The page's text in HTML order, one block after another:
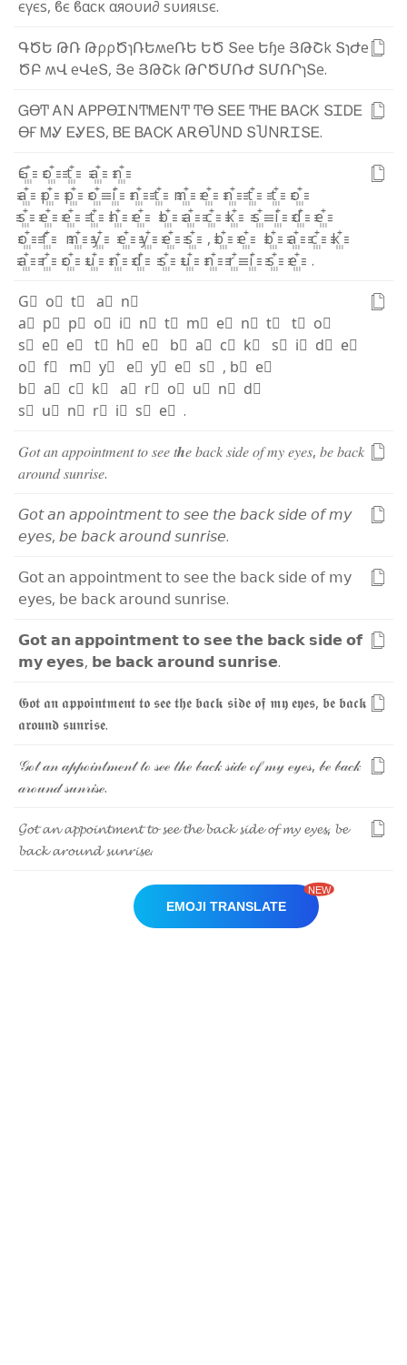
єγєѕ, ϐє ϐαϲκαяουи∂ ѕυияιѕє.
ԳԾԵ ԹՌ ԹρρԾɿՌԵʍeՌԵ ԵԾ Տee Եɧe ՅԹՇk ՏɿԺe
ԾԲ ʍՎeՎeՏ, Յe ՅԹՇk ԹՐԾՄՌԺ ՏՄՌՐɿՏe.
ᏀϴͲᎪΝ ᎪᏢᏢϴᏆΝͲᎷᎬΝͲͲϴ ՏᎬᎬͲᎻᎬᏴᎪᏟᏦ ՏᏆᎠᎬ
ϴҒᎷᎽ ᎬᎽᎬՏ, ᏴᎬᏴᎪᏟᏦ ᎪᎡϴႮΝᎠ ՏႮΝᎡᏆՏᎬ.
G꙲ o꙲t꙲ a꙲ n꙲
a꙲ p꙲ p꙲ o꙲i꙲ n꙲t꙲ m꙲e꙲ n꙲t꙲ t꙲ o꙲
s꙲e꙲e꙲ t꙲ h꙲e꙲ b꙲a꙲c꙲k꙲ s꙲i꙲d꙲e꙲
o꙲f꙲ m꙲y꙲ e꙲y꙲e꙲s꙲ , b꙲e꙲ b꙲a꙲c꙲k꙲
a꙲r꙲ o꙲ u꙲ n꙲d꙲ s꙲ u꙲ n꙲r꙲i꙲s꙲e꙲ .
G⃫ o⃫ t⃫ a⃫ n⃫
a⃫ p⃫ p⃫ o⃫ i⃫ n⃫ t⃫ m⃫ e⃫ n⃫ t⃫ t⃫ o⃫
s⃫ e⃫ e⃫ t⃫ h⃫ e⃫ b⃫ a⃫ c⃫ k⃫ s⃫ i⃫ d⃫ e⃫
o⃫ f⃫ m⃫ y⃫ e⃫ y⃫ e⃫ s⃫ , b⃫ e⃫
b⃫ a⃫ c⃫ k⃫ a⃫ r⃫ o⃫ u⃫ n⃫ d⃫
s⃫ u⃫ n⃫ r⃫ i⃫ s⃫ e⃫ .
𝐺𝑜𝑡𝑎𝑛𝑎𝑝𝑝𝑜𝑖𝑛𝑡𝑚𝑒𝑛𝑡𝑡𝑜𝑠𝑒𝑒𝑡𝒉𝑒𝑏𝑎𝑐𝑘𝑠𝑖𝑑𝑒𝑜𝑓𝑚𝑦𝑒𝑦𝑒𝑠, 𝑏𝑒𝑏𝑎𝑐𝑘
𝑎𝑟𝑜𝑢𝑛𝑑𝑠𝑢𝑛𝑟𝑖𝑠𝑒.
𝘎𝘰𝘵𝘢𝘯 𝘢𝘱𝘱𝘰𝘪𝘯𝘵𝘮𝘦𝘯𝘵 𝘵𝘰 𝘴𝘦𝘦 𝘵𝘩𝘦 𝘣𝘢𝘤𝘬𝘴𝘪𝘥𝘦 𝘰𝘧𝘮𝘺
𝘦𝘺𝘦𝘴, 𝘣𝘦 𝘣𝘢𝘤𝘬𝘢𝘳𝘰𝘶𝘯𝘥𝘴𝘶𝘯𝘳𝘪𝘴𝘦.
𝖦𝗈𝗍 𝖺𝗇 𝖺𝗉𝗉𝗈𝗂𝗇𝗍𝗆𝖾𝗇𝗍𝗍𝗈 𝗌𝖾𝖾 𝗍𝗁𝖾 𝖻𝖺𝖼𝗄 𝗌𝗂𝖽𝖾 𝗈𝖿 𝗆𝗒
𝖾𝗒𝖾𝗌, 𝖻𝖾 𝖻𝖺𝖼𝗄 𝖺𝗋𝗈𝗎𝗇𝖽 𝗌𝗎𝗇𝗋𝗂𝗌𝖾.
𝗚𝗼𝘁𝗮𝗻 𝗮𝗽𝗽𝗼𝗶𝗻𝘁𝗺𝗲𝗻𝘁𝘁𝗼 𝘀𝗲𝗲 𝘁𝗵𝗲 𝗯𝗮𝗰𝗸 𝘀𝗶𝗱𝗲 𝗼𝗳
𝗺𝘆𝗲𝘆𝗲𝘀, 𝗯𝗲 𝗯𝗮𝗰𝗸𝗮𝗿𝗼𝘂𝗻𝗱 𝘀𝘂𝗻𝗿𝗶𝘀𝗲.
𝕲𝖔𝖙 𝖆𝖓 𝖆𝖕𝖕𝖔𝖎𝖓𝖙𝖒𝖊𝖓𝖙𝖙𝖔 𝖘𝖊𝖊𝖙𝖍𝖊 𝖇𝖆𝖈𝖐 𝖘𝖎𝖉𝖊 𝖔𝖋𝖒𝖞𝖊𝖞𝖊𝖘, 𝖇𝖊 𝖇𝖆𝖈𝖐
𝖆𝖗𝖔𝖚𝖓𝖉 𝖘𝖚𝖓𝖗𝖎𝖘𝖊.
𝒢ℴ𝓉𝒶𝓃𝒶𝓅𝓅ℴ𝒾𝓃𝓉𝓂ℯ𝓃𝓉𝓉ℴ 𝓈ℯℯ𝓉𝒽ℯ𝒷𝒶𝒸𝓀𝓈𝒾𝒹ℯℴ𝒻𝓂𝓎ℯ𝓎ℯ𝓈, 𝒷ℯ𝒷𝒶𝒸𝓀
𝒶𝓇ℴ𝓊𝓃𝒹𝓈𝓊𝓃𝓇𝒾𝓈ℯ.
𝓖𝓸𝓽 𝓪𝓷 𝓪𝓹𝓹𝓸𝓲𝓷𝓽𝓶𝓮𝓷𝓽 𝓽𝓸 𝓼𝓮𝓮 𝓽𝓱𝓮 𝓫𝓪𝓬𝓴 𝓼𝓲𝓭𝓮 𝓸𝓯 𝓶𝔂 𝓮𝔂𝓮𝓼, 𝓫𝓮
𝓫𝓪𝓬𝓴 𝓪𝓻𝓸𝓾𝓷𝓭 𝓼𝓾𝓷𝓻𝓲𝓼𝓮.
EMOJI TRANSLATE
NEW